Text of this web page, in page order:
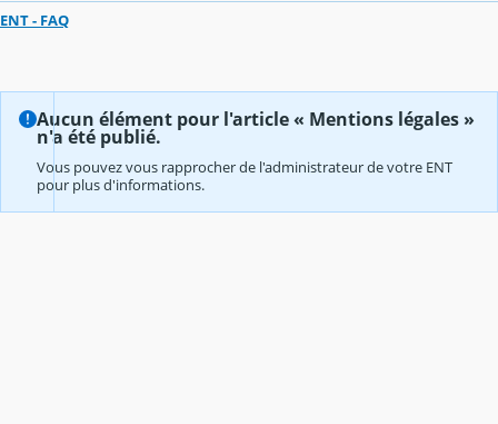
ENT - FAQ
Aucun élément pour l'article « Mentions légales »
n'a été publié.
Vous pouvez vous rapprocher de l'administrateur de votre ENT
pour plus d'informations.